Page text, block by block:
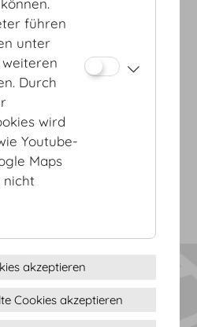
AGB
Sitemap
1010 Wien
führen
unter
Durch
wird
Youtube-
Maps
nicht
akzeptieren
Cookies akzeptieren